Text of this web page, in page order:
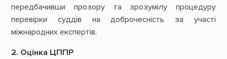
передбачивши прозору та зрозумілу процедуру
перевірки суддів на доброчесність за участі
міжнародних експертів.
2. Оцінка ЦППР